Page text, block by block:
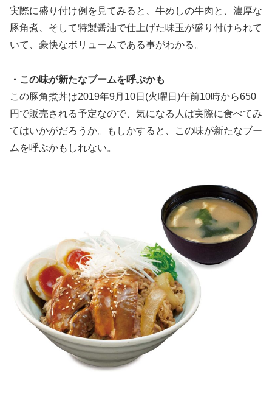
実際に盛り付け例を見てみると、牛めしの牛肉と、濃厚な
豚角煮、そして特製醤油で仕上げた味玉が盛り付けられて
いて、豪快なボリュームである事がわかる。
・この味が新たなブームを呼ぶかも
この豚角煮丼は2019年9月10日(火曜日)午前10時から650
円で販売される予定なので、気になる人は実際に食べてみ
てはいかがだろうか。もしかすると、この味が新たなブー
ムを呼ぶかもしれない。